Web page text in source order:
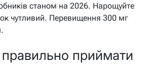
станом на 2026. Нарощуйте
чутливий. Перевищення 300 мг
правильно приймати